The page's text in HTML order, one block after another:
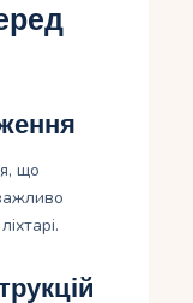
що